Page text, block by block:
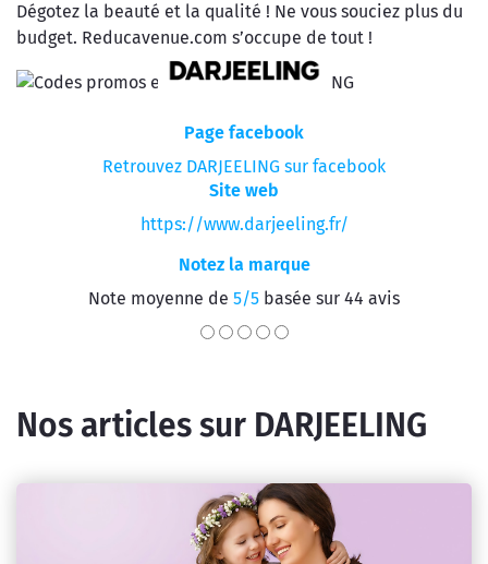
Dégotez la beauté et la qualité ! Ne vous souciez plus du
budget. Reducavenue.com s’occupe de tout !
Page facebook
Retrouvez DARJEELING sur facebook
Site web
https://www.darjeeling.fr/
Notez la marque
Note moyenne de 5/5 basée sur 44 avis
Nos articles sur DARJEELING